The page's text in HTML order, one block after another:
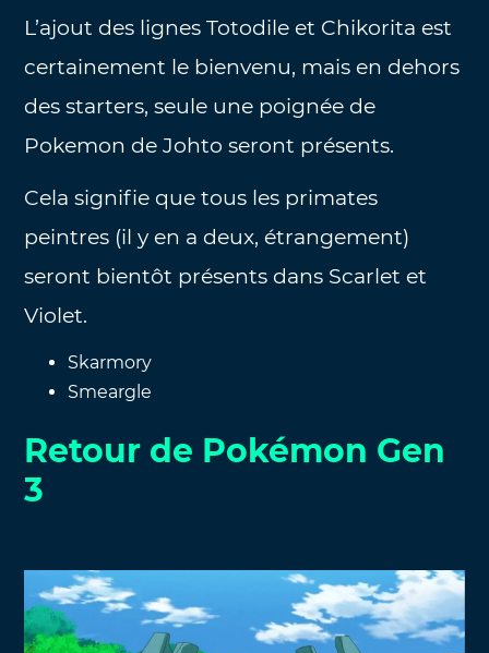
L’ajout des lignes Totodile et Chikorita est
certainement le bienvenu, mais en dehors
des starters, seule une poignée de
Pokemon de Johto seront présents.
Cela signifie que tous les primates
peintres (il y en a deux, étrangement)
seront bientôt présents dans Scarlet et
Violet.
Skarmory
Smeargle
Retour de Pokémon Gen
3